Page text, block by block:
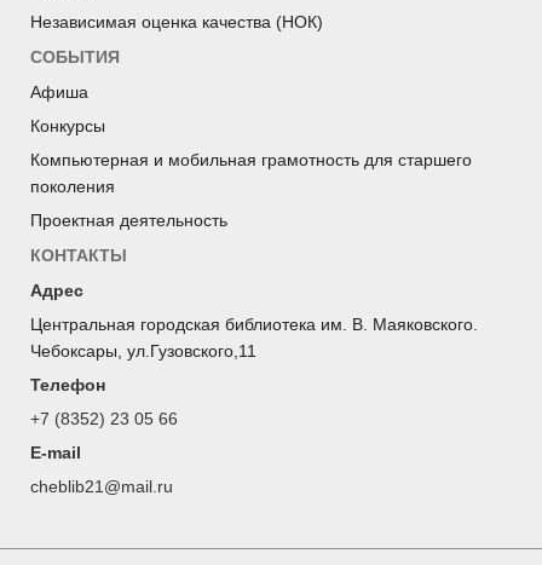
Независимая оценка качества (НОК)
СОБЫТИЯ
Афиша
Конкурсы
Компьютерная и мобильная грамотность для старшего
поколения
Проектная деятельность
КОНТАКТЫ
Адрес
Центральная городская библиотека им. В. Маяковского.
Чебоксары, ул.Гузовского,11
Телефон
+7 (8352) 23 05 66
E-mail
cheblib21@mail.ru